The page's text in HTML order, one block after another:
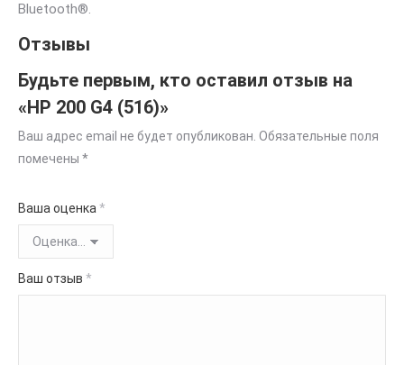
Bluetooth®.
Отзывы
Будьте первым, кто оставил отзыв на
«HP 200 G4 (516)»
Ваш адрес email не будет опубликован. Обязательные поля
помечены *
Ваша оценка *
Ваш отзыв *